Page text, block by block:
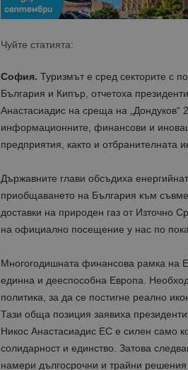
Чуйте статията:
София. Туризмът е сред секторите с
България и Кипър, отчетоха
Анастасиадис на среща на „Дондуков“
информационните, финансови и
предприятия, както и отбранителната
Държавните глави обсъдиха
приобщаването на България към
доставки на природен газ от Източно
на официално посещение у нас по
Многогодишната финансова рамка на
единна и дееспособна Европа.
политика, за да се постигне реално
Тази обща позиция заявиха
Никос Анастасиадис ЕС е силен само
солидарност и единство. Затова
намери дългосрочни и трайни решения